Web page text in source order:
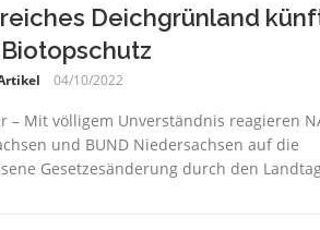
Deichgrünland
04/10/2022
– Mit völligem Unverständnis reagieren
und BUND Niedersachsen auf die
Gesetzesänderung durch den